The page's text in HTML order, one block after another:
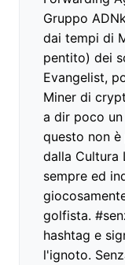
Gruppo
dai tempi di
pentito) dei
Evangelist,
Miner di
a dir poco
questo non
dalla Cultura
sempre ed
golfista.
hashtag e
l'ignoto.